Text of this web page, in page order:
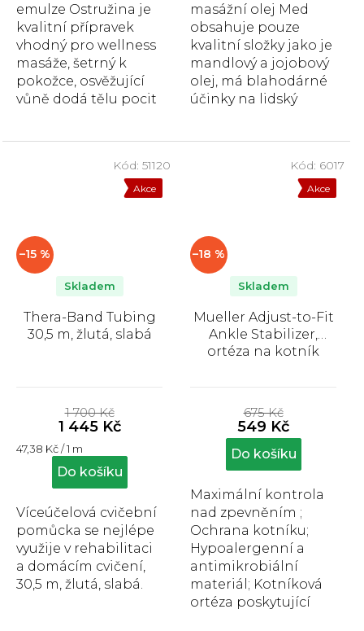
emulze Ostružina je
kvalitní přípravek
vhodný pro wellness
masáže, šetrný k
pokožce, osvěžující
vůně dodá tělu pocit
masážní olej Med
obsahuje pouze
kvalitní složky jako je
mandlový a jojobový
olej, má blahodárné
účinky na lidský
Akce
–15 %
Thera-Band Tubing
30,5 m, žlutá, slabá
produktu
5,0
Skladem
1 700 Kč
1 445 Kč
Měrná
47,38 Kč / 1 m
Do košíku
Víceúčelová cvičební
pomůcka se nejlépe
využije v rehabilitaci
a domácím cvičení,
30,5 m, žlutá, slabá.
Kód: 51120
Akce
–18 %
Mueller Adjust-to-Fit
Ankle Stabilizer,
ortéza na kotník
produktu
je
4,1
hvězdiček.
Skladem
675 Kč
549 Kč
Do košíku
Maximální kontrola
nad zpevněním ;
Ochrana kotníku;
Hypoalergenní a
antimikrobiální
materiál; Kotníková
ortéza poskytující
Kód: 6017